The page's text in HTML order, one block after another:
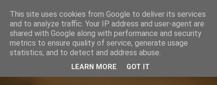
This site uses cookies from Google to deliver its services
and to analyze traffic. Your IP address and user-agent are
shared with Google along with performance and security
metrics to ensure quality of service, generate usage
statistics, and to detect and address abuse.
LEARN MORE GOT IT